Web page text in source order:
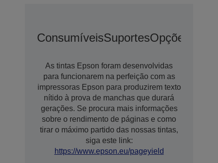
ConsumíveisSuportesOpções
As tintas Epson foram desenvolvidas
para funcionarem na perfeição com as
impressoras Epson para produzirem texto
nítido à prova de manchas que durará
gerações. Se procura mais informações
sobre o rendimento de páginas e como
tirar o máximo partido das nossas tintas,
siga este link:
https://www.epson.eu/pageyield